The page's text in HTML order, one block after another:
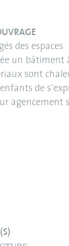
des espaces
un bâtiment
sont
de
agencement